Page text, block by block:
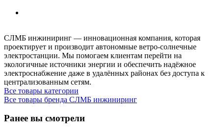
СЛМБ инжиниринг — инновационная компания, которая
проектирует и производит автономные ветро‑солнечные
электростанции. Мы помогаем клиентам перейти на
экологичные источники энергии и обеспечить надёжное
электроснабжение даже в удалённых районах без доступа к
централизованным сетям.
Все товары категории
Все товары бренда СЛМБ инжиниринг
Ранее вы смотрели